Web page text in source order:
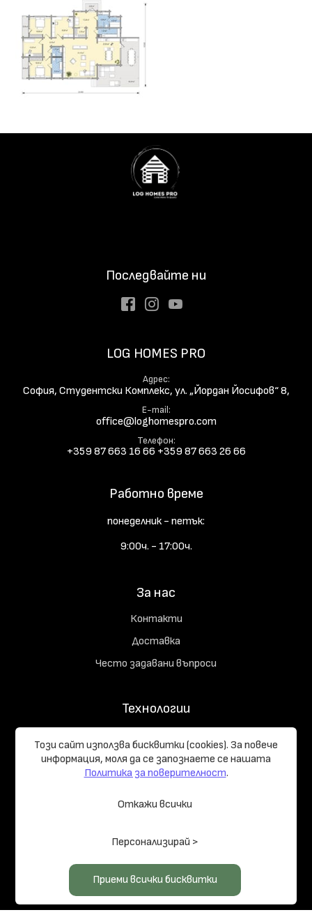
За нас
Контакти
Доставка
Често задавани въпроси
Технологии
Начръчник на купувача
Реализирани проекти
Работно време
понеделник - петък:
9:00ч. - 17:00ч.
LOG HOMES PRO
Адрес
София, Студентски Комплекс, ул. „Йордан Йосифов“ 8,
E-mail
office@loghomespro.com
Телефон
+359 87 663 16 66 +359 87 663 26 66
Последвайте ни
FacebookInstagram
© 2026 LOG HOMES PRO
Политика за поверителност
бисквитките
Карта на сайта
Изработка на сайт върху (v1.50.18)
Този сайт използва бисквитки (cookies). За повече
информация, моля да се запознаете се нашaтa
Политика за поверителност.
Откажи всички
Персонализирай >
Приеми всички бисквитки